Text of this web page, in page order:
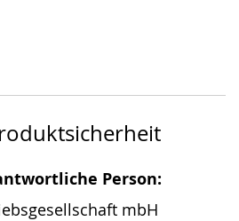
Person:
mbH